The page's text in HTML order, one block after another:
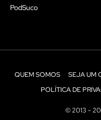
PodSuco
QUEM SOMOS SEJA UM
POLÍTICA DE
© 2013 -